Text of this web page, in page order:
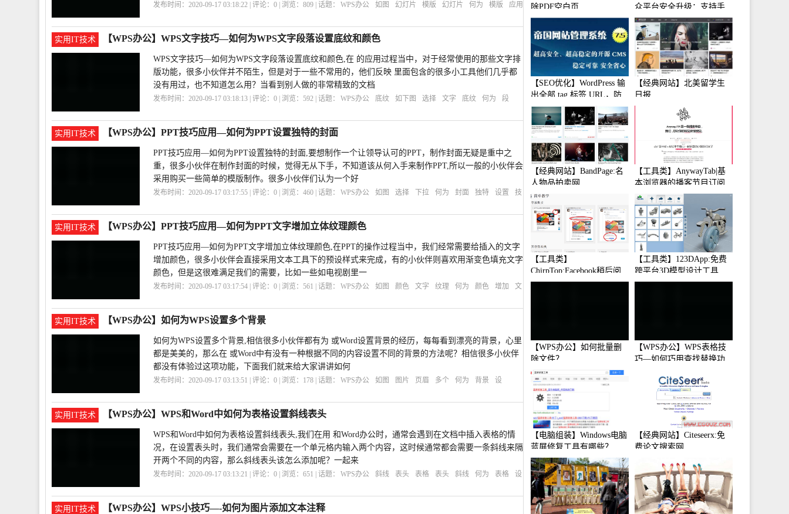
发布时间：2020-09-17 03:18:22 | 评论：0 | 浏览：809 | 话题： WPS办公 如图 幻灯片 模版 幻灯片 何为 模版
应用
实用IT技术 【WPS办公】WPS文字技巧—如何为WPS文字段落设置底纹和颜色
WPS文字技巧—如何为WPS文字段落设置底纹和颜色,在 的应用过程当中，对于经常使用的那些文字排
版功能，很多小伙伴并不陌生，但是对于一些不常用的，他们反映 里面包含的很多小工具他们几乎都
没有用过，也不知道怎么用？当看到别人做的非常精致的文档
发布时间：2020-09-17 03:18:13 | 评论：0 | 浏览：592 | 话题： WPS办公 底纹 如下图 选择 文字 底纹 何为
段
实用IT技术 【WPS办公】PPT技巧应用—如何为PPT设置独特的封面
PPT技巧应用—如何为PPT设置独特的封面,要想制作一个让领导认可的PPT，制作封面无疑是重中之
重，很多小伙伴在制作封面的时候，觉得无从下手，不知道该从何入手来制作PPT,所以一般的小伙伴会
采用购买一些简单的模版制作。很多小伙伴们认为一个好
发布时间：2020-09-17 03:17:55 | 评论：0 | 浏览：460 | 话题： WPS办公 如图 选择 下拉 何为 封面 独特 设置
技
实用IT技术 【WPS办公】PPT技巧应用—如何为PPT文字增加立体纹理颜色
PPT技巧应用—如何为PPT文字增加立体纹理颜色,在PPT的操作过程当中，我们经常需要给插入的文字
增加颜色，很多小伙伴会直接采用文本工具下的预设样式来完成，有的小伙伴则喜欢用渐变色填充文字
颜色，但是这很难满足我们的需要，比如一些如电视剧里一
发布时间：2020-09-17 03:17:54 | 评论：0 | 浏览：561 | 话题： WPS办公 如图 颜色 文字 纹理 何为 颜色 增加
文
实用IT技术 【WPS办公】如何为WPS设置多个背景
如何为WPS设置多个背景,相信很多小伙伴都有为 或Word设置背景的经历，每每看到漂亮的背景，心里
都是美美的，那么在 或Word中有没有一种根据不同的内容设置不同的背景的方法呢？相信很多小伙伴
都没有体验过这项功能，下面我们就来给大家讲讲如何
发布时间：2020-09-17 03:13:51 | 评论：0 | 浏览： 178 | 话题： WPS办公 如图 图片 页眉 多个 何为 背景
设
实用IT技术 【WPS办公】WPS和Word中如何为表格设置斜线表头
WPS和Word中如何为表格设置斜线表头,我们在用 和Word办公时，通常会遇到在文档中插入表格的情
况，在设置表头时，我们通常会需要在一个单元格内输入两个内容，这时候通常都会需要一条斜线来隔
开两个不同的内容，那么斜线表头该怎么添加呢？一起来
发布时间：2020-09-17 03:13:21 | 评论：0 | 浏览：651 | 话题： WPS办公 斜线 表头 表格 表头 斜线 何为 表格
设
实用IT技术 【WPS办公】WPS小技巧—-如何为图片添加文本注释
除PDF空白页
众平台安全升级：支持手
机保护
【SEO优化】WordPress 输
出全部 tag 标签 URL，防
止中文转码
【经典网站】北美留学生
日报
【经典网站】BandPage:名
人物品拍卖网
【工具类】AnywayTab|基
本浏览器的播客节目订阅
【工具类】
ChirpTop:Facebook稍后阅
读工具
【工具类】123DApp:免费
跨平台3D模型设计工具
【WPS办公】如何批量删
除文件？
【WPS办公】WPS表格技
巧—如何巧用查找替换功
【电脑组装】Windows电脑
蓝屏修复工具有哪些？
【经典网站】Citeseerx:免
费论文搜索网